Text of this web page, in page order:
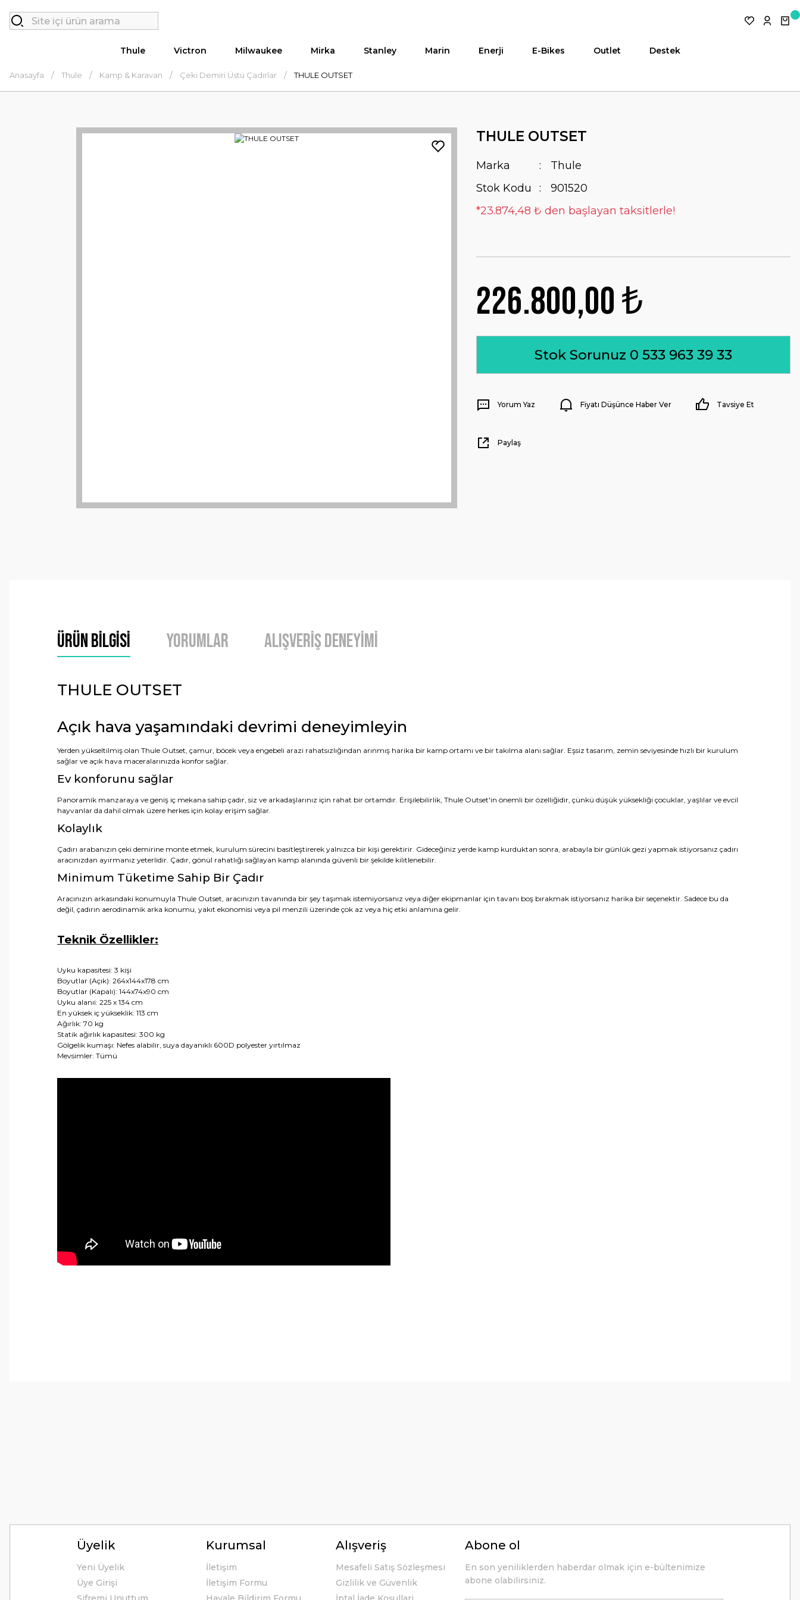
Thule Victron Milwaukee Mirka Stanley Marin Enerji E-Bikes Outlet Destek
Anasayfa Thule Kamp & Karavan Çeki Demiri Üstü Çadırlar THULE OUTSET
THULE OUTSET
Marka
Thule
Stok Kodu
901520
*23.874,48 ₺ den başlayan taksitlerle!
226.800,00 ₺
Stok Sorunuz 0 533 963 39 33
Yorum Yaz Fiyatı Düşünce Haber Ver Tavsiye Et
Paylaş
Ürün Bilgisi Yorumlar Alışveriş Deneyimi
THULE OUTSET
Açık hava yaşamındaki devrimi deneyimleyin
Yerden yükseltilmiş olan Thule Outset, çamur, böcek veya engebeli arazi rahatsızlığından arınmış harika bir kamp ortamı ve bir takılma alanı sağlar. Eşsiz tasarım, zemin seviyesinde hızlı bir kurulum
sağlar ve açık hava maceralarınızda konfor sağlar.
Ev konforunu sağlar
Panoramik manzaraya ve geniş iç mekana sahip çadır, siz ve arkadaşlarınız için rahat bir ortamdır. Erişilebilirlik, Thule Outset'in önemli bir özelliğidir, çünkü düşük yüksekliği çocuklar, yaşlılar ve evcil
hayvanlar da dahil olmak üzere herkes için kolay erişim sağlar.
Kolaylık
Çadırı arabanızın çeki demirine monte etmek, kurulum sürecini basitleştirerek yalnızca bir kişi gerektirir. Gideceğiniz yerde kamp kurduktan sonra, arabayla bir günlük gezi yapmak istiyorsanız çadırı
aracınızdan ayırmanız yeterlidir. Çadır, gönül rahatlığı sağlayan kamp alanında güvenli bir şekilde kilitlenebilir.
Minimum Tüketime Sahip Bir Çadır
Aracınızın arkasındaki konumuyla Thule Outset, aracınızın tavanında bir şey taşımak istemiyorsanız veya diğer ekipmanlar için tavanı boş bırakmak istiyorsanız harika bir seçenektir. Sadece bu da
değil, çadırın aerodinamik arka konumu, yakıt ekonomisi veya pil menzili üzerinde çok az veya hiç etki anlamına gelir.
Teknik Özellikler:
Uyku kapasitesi: 3 kişi
Boyutlar (Açık): 264x144x178 cm
Boyutlar (Kapalı): 144x74x90 cm
Uyku alanıi: 225 x 134 cm
En yüksek iç yükseklik: 113 cm
Ağırlık: 70 kg
Statik ağırlık kapasitesi: 300 kg
Gölgelik kumaşı: Nefes alabilir, suya dayanıklı 600D polyester yırtılmaz
Mevsimler: Tümü
Kesinlikle Hem Ürünü hem de firmayı tavsiye ederim. Gayet ilgili ve açıklayıcı bir şekilde benimle
Teşekkürler ilgi alaka süper.
Üyelik
Yeni Üyelik
Üye Girişi
Kurumsal
İletişim
İletişim Formu
Alışveriş
Mesafeli Satış Sözleşmesi
Gizlilik ve Güvenlik
Abone ol
En son yeniliklerden haberdar olmak için e-bültenimize
abone olabilirsiniz.